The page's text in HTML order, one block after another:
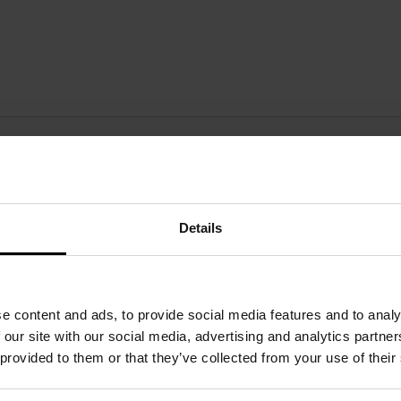
Details
content and ads, to provide social media features and to
site with our social media, advertising and analytics
to them or that they’ve collected from your use of